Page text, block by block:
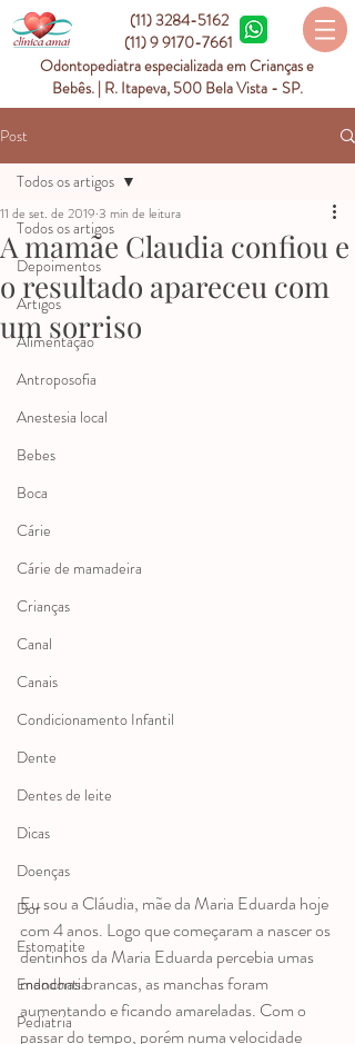
(11) 3284-5162
(11) 9 9170-7661
Odontopediatra especializada em Crianças e
Bebês. | R. Itapeva, 500 Bela Vista - SP.
Post
Todos os artigos
Depoimentos
Artigos
Alimentação
Antroposofia
Anestesia local
Bebes
Boca
Cárie
Cárie de mamadeira
Crianças
Canal
Canais
Condicionamento Infantil
Dente
Dentes de leite
Dicas
Doenças
Dor
Estomatite
Endodontia
Pediatria
Todos os artigos
A mamãe Claudia confiou e
o resultado apareceu com
um sorriso
11 de set. de 2019 3 min de leitura
Eu sou a Cláudia, mãe da Maria Eduarda hoje
com 4 anos. Logo que começaram a nascer os
dentinhos da Maria Eduarda percebia umas
manchas brancas, as manchas foram
aumentando e ficando amareladas. Com o
passar do tempo, porém numa velocidade